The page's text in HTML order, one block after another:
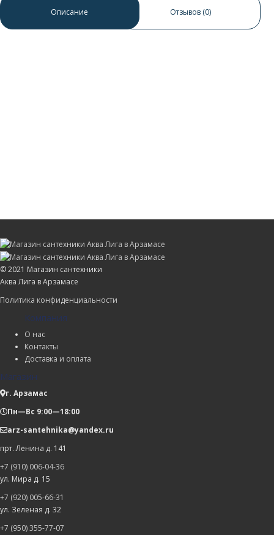
Написать отзыв
Описание Отзывов (0)
© 2021 Магазин сантехники
Аква Лига в Арзамасе
Политика конфиденциальности
Компания
О нас
Контакты
Доставка и оплата
Магазин
г. Арзамас
Пн—Вс 9:00—18:00
arz-santehnika@yandex.ru
прт. Ленина д. 141
+7 (910) 006-04-36
ул. Мира д. 15
+7 (920) 005-66-31
ул. Зеленая д. 32
+7 (950) 355-77-07